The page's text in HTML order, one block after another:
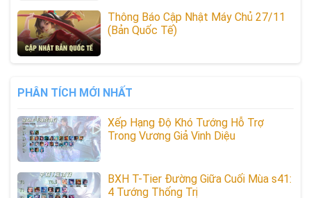
Thông Báo Cập Nhật Máy Chủ 27/11
(Bản Quốc Tế)
PHÂN TÍCH MỚI NHẤT
Xếp Hạng Độ Khó Tướng Hỗ Trợ
Trong Vương Giả Vinh Diệu
BXH T-Tier Đường Giữa Cuối Mùa s41:
4 Tướng Thống Trị